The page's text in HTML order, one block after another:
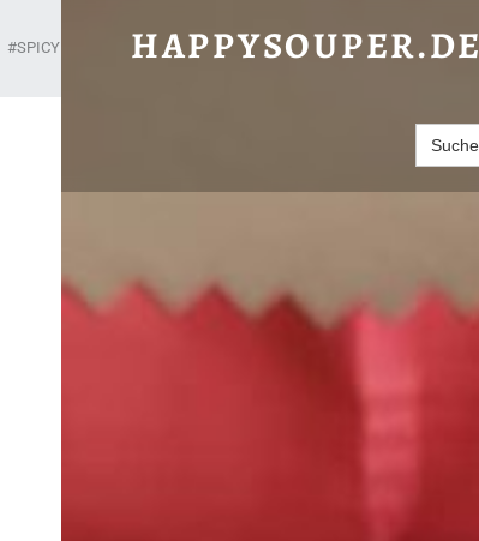
HAPPYSOUPER.DE
Search
for:
SPICY SUN YAN